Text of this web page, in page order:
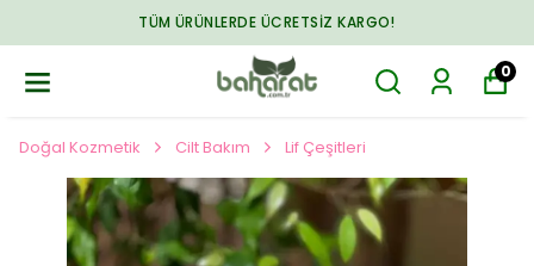
TÜM ÜRÜNLERDE ÜCRETSIZ KARGO!
0
Doğal Kozmetik Cilt Bakım Lif Çeşitleri